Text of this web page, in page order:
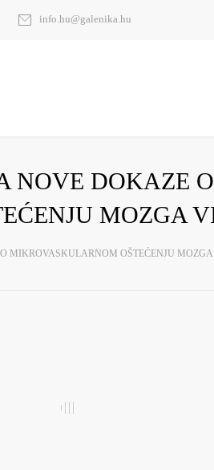
info.hu@galenika.hu
NOVE DOKAZE O
MOZGA
MIKROVASKULARNOM OŠTEĆENJU